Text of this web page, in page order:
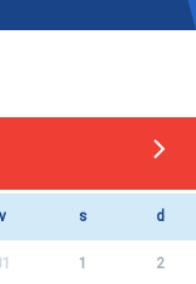
v s d
1 2